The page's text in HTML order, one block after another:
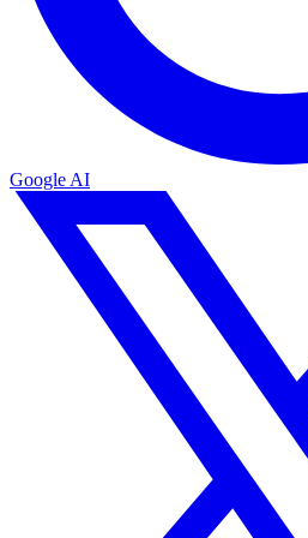
Google AI